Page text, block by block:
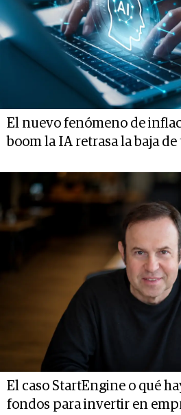
El nuevo fenómeno de
boom la IA retrasa la baja
El caso StartEngine o qué
fondos para invertir en